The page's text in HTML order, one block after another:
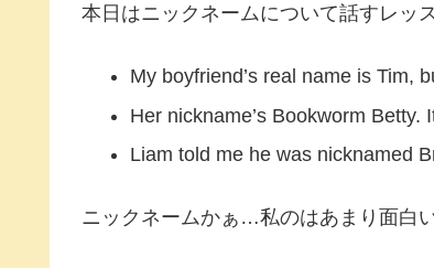
本日はニックネームについて話すレッス
My boyfriend’s real name is Tim,
Her nickname’s Bookworm Betty.
Liam told me he was nicknamed
ニックネームかぁ…私のはあまり面白